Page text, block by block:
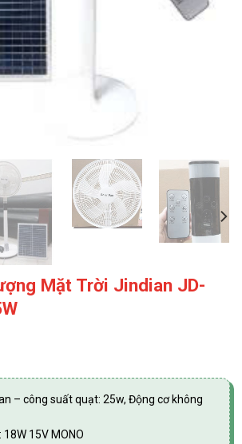
Mặt Trời Jindian JD-
– công suất quạt: 25w, Động cơ không
15V MONO